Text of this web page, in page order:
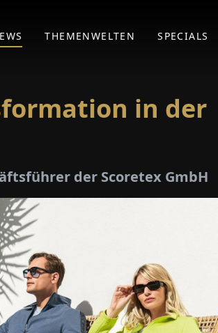
THEMENWELTEN SPECIALS
in der
der Scoretex GmbH